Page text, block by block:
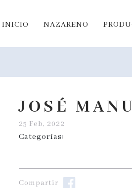
INICIO NAZARENO
JOSÉ
25 Feb, 2022
Categorías:
Compartir